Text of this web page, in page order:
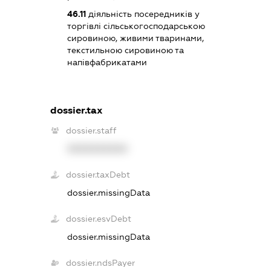
46.11діяльність посередників у
торгівлі сільськогосподарською
сировиною, живими тваринами,
текстильною сировиною та
напівфабрикатами
dossier.tax
dossier.staff
dossier.taxDebt
dossier.missingData
dossier.esvDebt
dossier.missingData
dossier.ndsPayer